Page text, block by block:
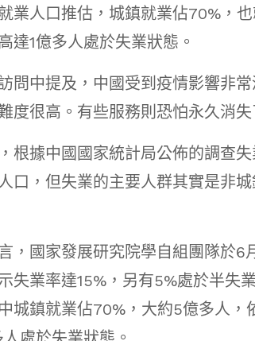
業人口推估，城鎮就業佔70%，
達1億多人處於失業狀態。
問中提及，中國受到疫情影響非
度很高。有些服務則恐怕永久消
根據中國國家統計局公佈的調查
口，但失業的主要人群其實是非
，國家發展研究院學自組團隊於
失業率達15%，另有5%處於半失
城鎮就業佔70%，大約5億多人